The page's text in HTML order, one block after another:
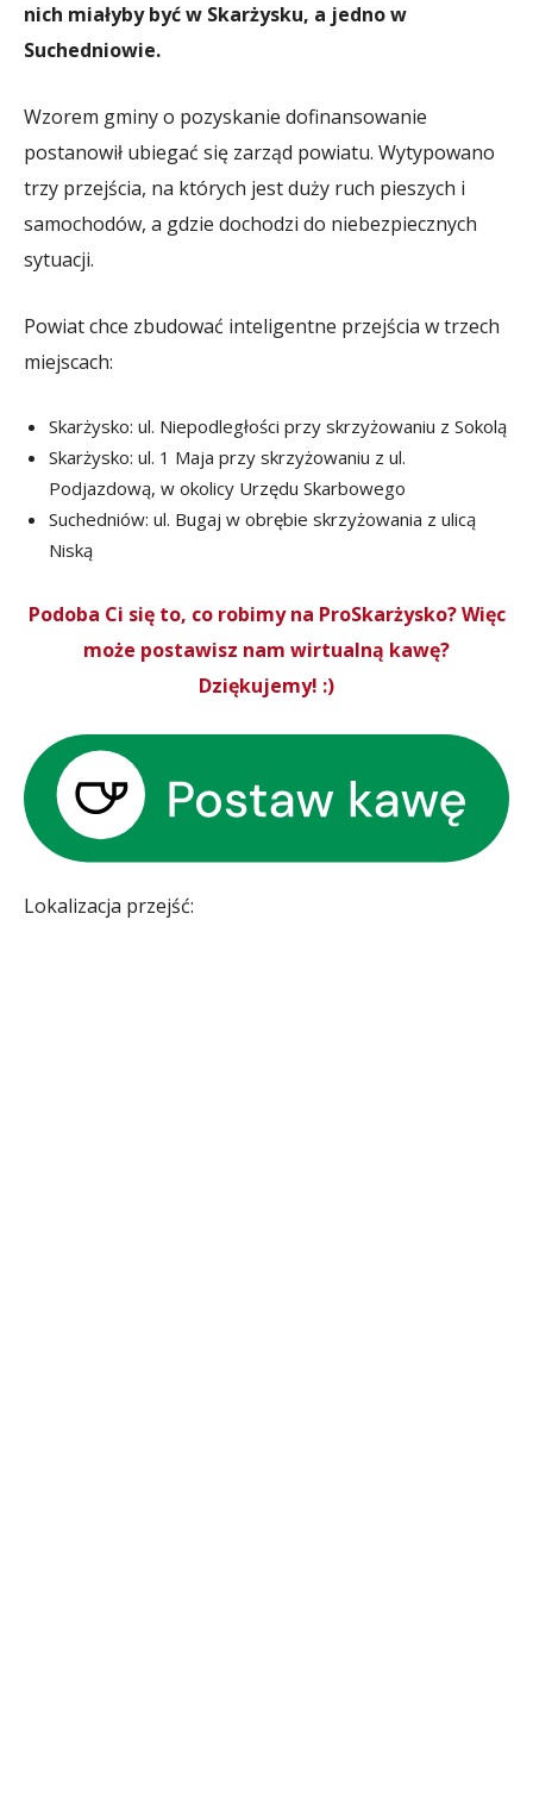
nich miałyby być w Skarżysku, a jedno w
Suchedniowie.
Wzorem gminy o pozyskanie dofinansowanie
postanowił ubiegać się zarząd powiatu. Wytypowano
trzy przejścia, na których jest duży ruch pieszych i
samochodów, a gdzie dochodzi do niebezpiecznych
sytuacji.
Powiat chce zbudować inteligentne przejścia w trzech
miejscach:
Skarżysko: ul. Niepodległości przy skrzyżowaniu z Sokolą
Skarżysko: ul. 1 Maja przy skrzyżowaniu z ul.
Podjazdową, w okolicy Urzędu Skarbowego
Suchedniów: ul. Bugaj w obrębie skrzyżowania z ulicą
Niską
Podoba Ci się to, co robimy na ProSkarżysko? Więc
może postawisz nam wirtualną kawę?
Dziękujemy! :)
Lokalizacja przejść: